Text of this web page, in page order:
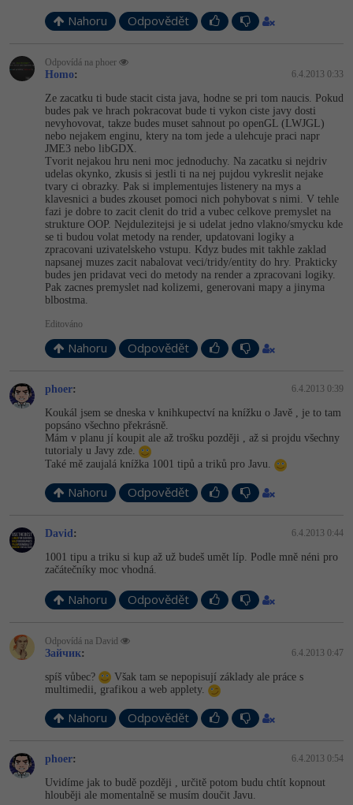
Nahoru Odpovědět
Odpovídá na phoer
Homo: 6.4.2013 0:33
Ze zacatku ti bude stacit cista java, hodne se pri tom naucis. Pokud
budes pak ve hrach pokracovat bude ti vykon ciste javy dosti
nevyhovovat, takze budes muset sahnout po openGL (LWJGL)
nebo nejakem enginu, ktery na tom jede a ulehcuje praci napr
JME3 nebo libGDX.
Tvorit nejakou hru neni moc jednoduchy. Na zacatku si nejdriv
udelas okynko, zkusis si jestli ti na nej pujdou vykreslit nejake
tvary ci obrazky. Pak si implementujes listenery na mys a
klavesnici a budes zkouset pomoci nich pohybovat s nimi. V tehle
fazi je dobre to zacit clenit do trid a vubec celkove premyslet na
strukture OOP. Nejdulezitejsi je si udelat jedno vlakno/smycku kde
se ti budou volat metody na render, updatovani logiky a
zpracovani uzivatelskeho vstupu. Kdyz budes mit takhle zaklad
napsanej muzes zacit nabalovat veci/tridy/entity do hry. Prakticky
budes jen pridavat veci do metody na render a zpracovani logiky.
Pak zacnes premyslet nad kolizemi, generovani mapy a jinyma
blbostma.
Editováno
Nahoru Odpovědět
phoer: 6.4.2013 0:39
Koukál jsem se dneska v knihkupectví na knížku o Javě , je to tam
popsáno všechno překrásně.
Mám v planu jí koupit ale až trošku později , až si projdu všechny
tutorialy u Javy zde.
Také mě zaujalá knížka 1001 tipů a triků pro Javu.
Nahoru Odpovědět
David: 6.4.2013 0:44
1001 tipu a triku si kup až už budeš umět líp. Podle mně néni pro
začátečníky moc vhodná.
Nahoru Odpovědět
Odpovídá na David
Зайчик: 6.4.2013 0:47
spíš vůbec?
Však tam se nepopisují základy ale práce s
multimedii, grafikou a web applety.
Nahoru Odpovědět
phoer: 6.4.2013 0:54
Uvidíme jak to budě později , určitě potom budu chtít kopnout
hlouběji ale momentalně se musím doučit Javu.